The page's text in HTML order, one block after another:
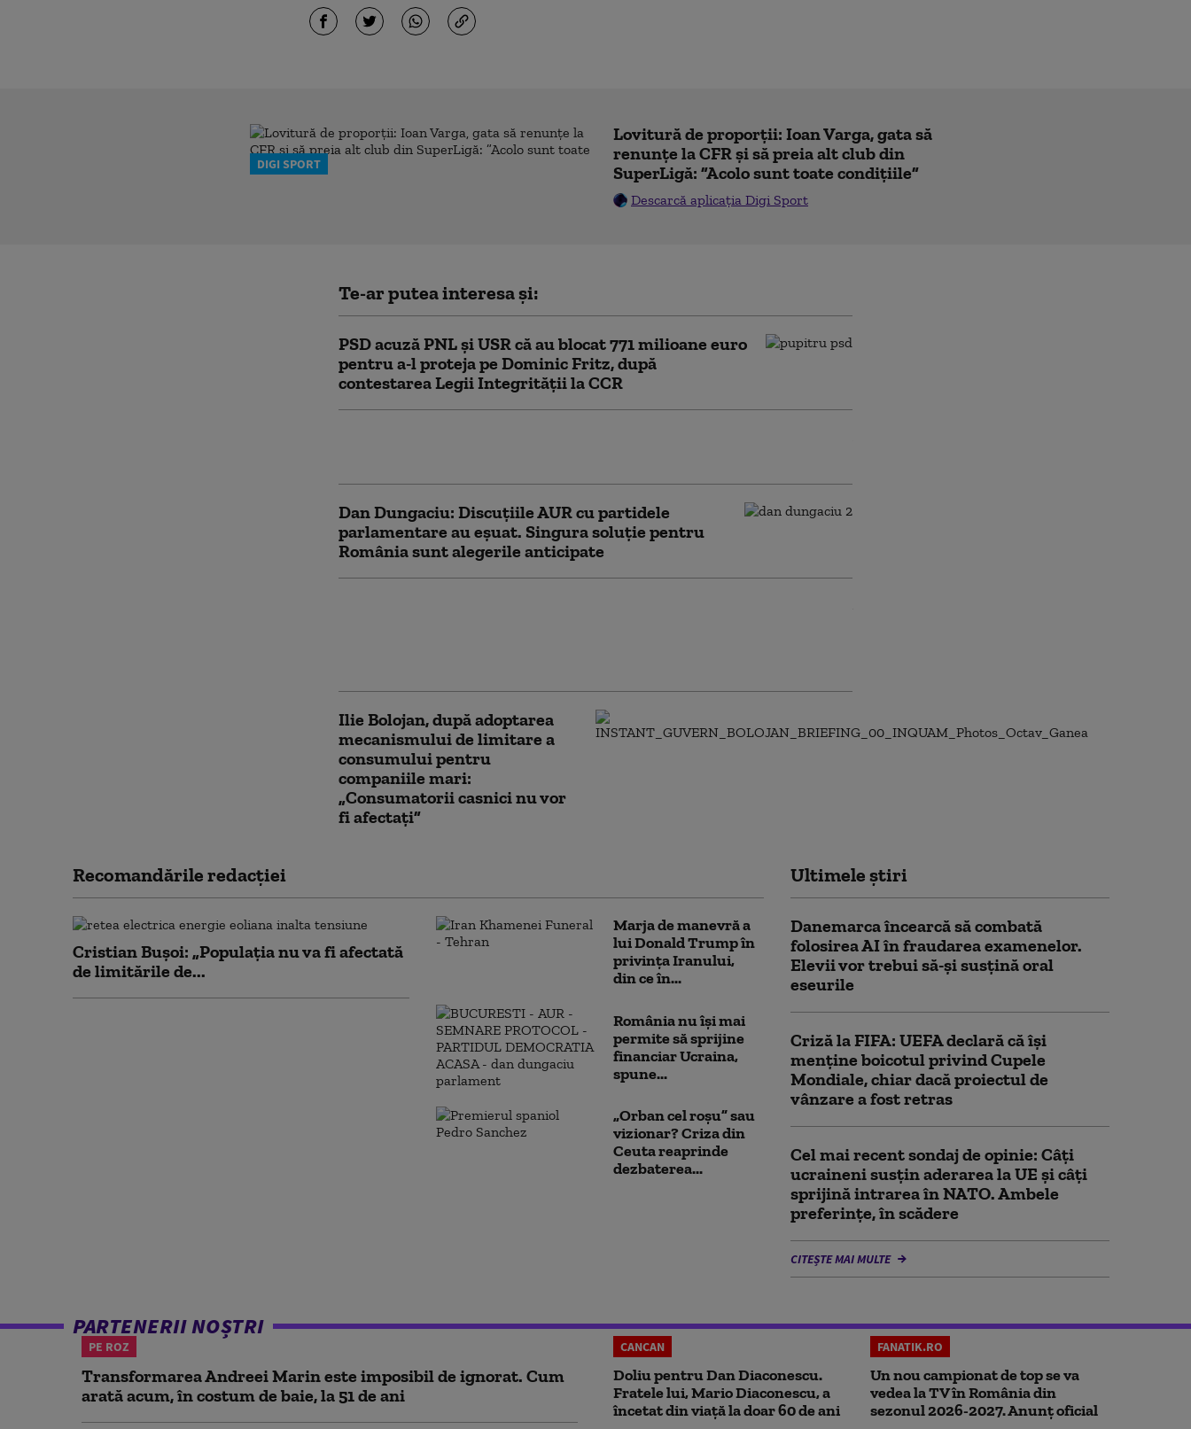
DIGI SPORT
Lovitură de proporții: Ioan Varga, gata să
renunțe la CFR și să preia alt club din
SuperLigă: ”Acolo sunt toate condițiile”
Descarcă aplicația Digi Sport
Te-ar putea interesa și:
PSD acuză PNL şi USR că au blocat 771 milioane euro
pentru a-l proteja pe Dominic Fritz, după
contestarea Legii Integrității la CCR
Dan Dungaciu: Discuțiile AUR cu partidele
parlamentare au eșuat. Singura soluție pentru
România sunt alegerile anticipate
Ilie Bolojan, după adoptarea
mecanismului de limitare a
consumului pentru
companiile mari:
„Consumatorii casnici nu vor
fi afectați”
Recomandările redacţiei
Cristian Bușoi: „Populația nu va fi afectată
de limitările de...
Marja de manevră a
lui Donald Trump în
privința Iranului,
din ce în...
România nu își mai
permite să sprijine
financiar Ucraina,
spune...
„Orban cel roșu” sau
vizionar? Criza din
Ceuta reaprinde
dezbaterea...
Ultimele știri
Danemarca încearcă să combată
folosirea AI în fraudarea examenelor.
Elevii vor trebui să-şi susţină oral
eseurile
Criză la FIFA: UEFA declară că îşi
menţine boicotul privind Cupele
Mondiale, chiar dacă proiectul de
vânzare a fost retras
Cel mai recent sondaj de opinie: Câți
ucraineni susțin aderarea la UE și câți
sprijină intrarea în NATO. Ambele
preferințe, în scădere
CITEȘTE MAI MULTE
PARTENERII NOȘTRI
PE ROZ
Transformarea Andreei Marin este imposibil de ignorat. Cum
arată acum, în costum de baie, la 51 de ani
CANCAN
Doliu pentru Dan Diaconescu.
Fratele lui, Mario Diaconescu, a
încetat din viață la doar 60 de ani
FANATIK.RO
Un nou campionat de top se va
vedea la TV în România din
sezonul 2026-2027. Anunț oficial